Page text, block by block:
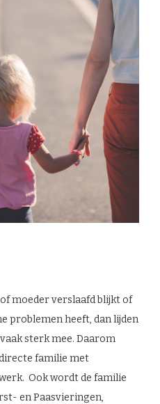
moeder verslaafd blijkt of
problemen heeft, dan lijden
sterk mee. Daarom
familie met
Ook wordt de familie
en Paasvieringen,